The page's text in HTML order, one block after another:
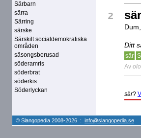
Särbarn
särra
Särring
särske
Särskilt socialdemokratiska
områden
säsongsberusad
söderamris
söderbrat
söderkis
Söderlyckan
2 sär
Ditt
sär
Av
sär?
© Slangopedia 2008-2026 : info@slangopedia.se